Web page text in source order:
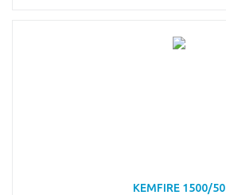
KEMFIRE 1500/50